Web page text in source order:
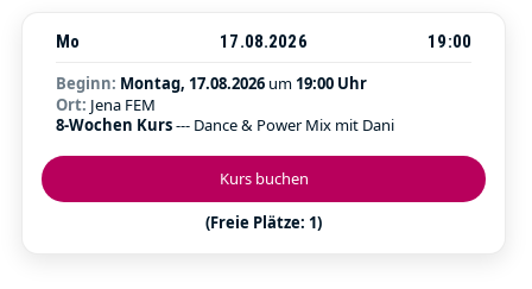
Kurs buchen
(Freie Plätze: 1)
Mo 17.08.2026
19:00
Beginn: Montag, 17.08.2026 um 19:00 Uhr
Ort: Jena FEM
8-Wochen Kurs--- Dance & Power Mix mit Dani